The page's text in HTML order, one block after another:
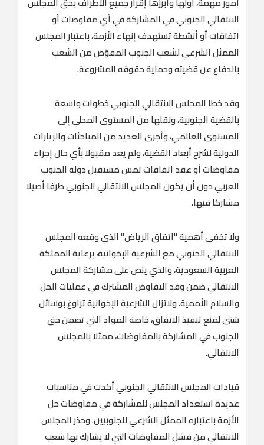
الانتقالي الجنوبي في المشاركة في أي مفاوضات أو
اتفاقات أو أنشطة تستهدف إنهاء الأزمة، باعتبار المجلس
الممثل الشرعي لشعب الجنوب المفوّض من الشعب
بالدفاع عن قضيته وحماية حقوقه المشروعة.
وقد خطا المجلس الانتقالي الجنوبي خطوات واسعة
بالقضية الجنوبية، ونقلها من المستوى المحلي إلى
المستوى العالمي، وأجرى العديد من المباحثات والزيارات
الدولية لشرح أبعاد القضية، ولم يعد مقبولا بأي حال إجراء
مفاوضات أو عقد اتفاقات تمس مستقبل دولة الجنوب
العربي دون أن يكون المجلس الانتقالي الجنوبي طرفا أصيلا
مشاركا فيها.
ولا تخفى أهمية "اتفاق الرياض" الذي وقعه المجلس
الانتقالي الجنوبي مع الشرعية الإخوانية، برعاية المملكة
العربية السعودية، والذي ينص على مشاركة المجلس
الانتقالي ضمن وفد التفاوض المشترك في عمليات الحل
والسلام الأممية. ولاتزال الشرعية الإخوانية تراوغ بوسائل
شتى لمنع تنفيذ الاتفاق، خاصة المواد التي تضمن حق
الجنوب في المشاركة بالمفاوضات، ممثلا بالمجلس
الانتقالي.
قيادات المجلس الانتقالي الجنوبي أكدت في مناسبات
عديدة استعداد المجلس للمشاركة في مفاوضات حل
الأزمة باعتباره الممثل الشرعي للجنوبيين. وحذر المجلس
الانتقالي من فشل المفاوضات التي لا يشارك بها شعب